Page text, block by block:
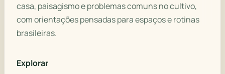
casa, paisagismo e problemas comuns no cultivo,
com orientações pensadas para espaços e rotinas
brasileiras.
Explorar